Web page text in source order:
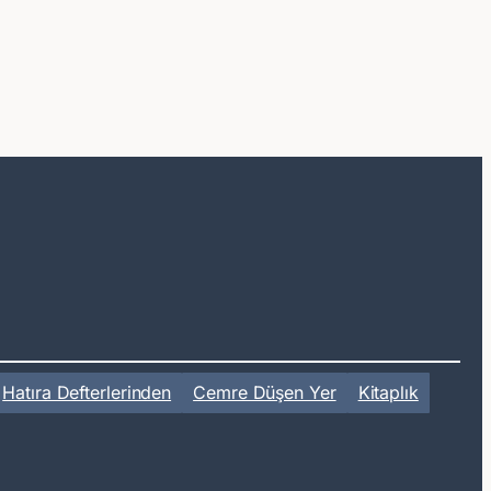
Hatıra Defterlerinden Cemre Düşen Yer Kitaplık